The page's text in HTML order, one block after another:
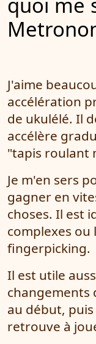
J'aime
accélération
de ukulélé. Il
accélère
"tapis roulant
Je m'en sers
gagner en
choses. Il est
complexes ou
fingerpicking.
Il est utile
changements
au début,
retrouve à